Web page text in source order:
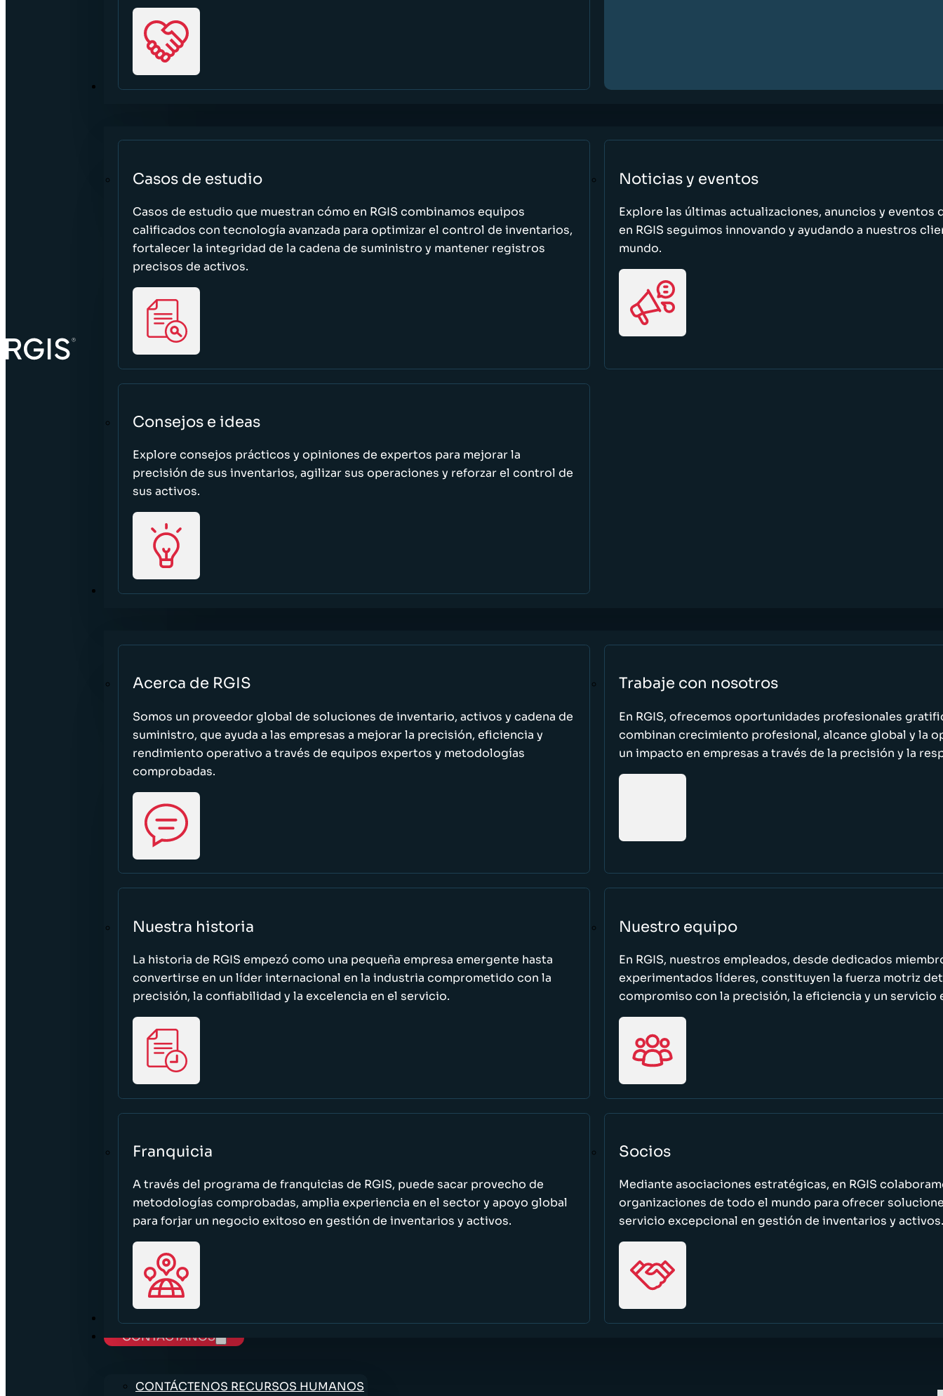
RECURSOS
Casos de estudio
Casos de estudio que muestran cómo en RGIS combinamos equipos
calificados con tecnología avanzada para optimizar el control de inventarios,
fortalecer la integridad de la cadena de suministro y mantener registros
precisos de activos.
Noticias y eventos
Explore las últimas actualizaciones, anuncios y eventos
en RGIS seguimos innovando y ayudando a nuestros
mundo.
Consejos e ideas
Explore consejos prácticos y opiniones de expertos para mejorar la
precisión de sus inventarios, agilizar sus operaciones y reforzar el control de
sus activos.
ACERCA DE
Acerca de RGIS
Somos un proveedor global de soluciones de inventario, activos y cadena de
suministro, que ayuda a las empresas a mejorar la precisión, eficiencia y
rendimiento operativo a través de equipos expertos y metodologías
comprobadas.
Trabaje con nosotros
En RGIS, ofrecemos oportunidades profesionales
combinan crecimiento profesional, alcance global y la
un impacto en empresas a través de la precisión y la
Nuestra historia
La historia de RGIS empezó como una pequeña empresa emergente hasta
convertirse en un líder internacional en la industria comprometido con la
precisión, la confiabilidad y la excelencia en el servicio.
Nuestro equipo
En RGIS, nuestros empleados, desde dedicados
experimentados líderes, constituyen la fuerza motriz
compromiso con la precisión, la eficiencia y un servicio
Franquicia
A través del programa de franquicias de RGIS, puede sacar provecho de
metodologías comprobadas, amplia experiencia en el sector y apoyo global
para forjar un negocio exitoso en gestión de inventarios y activos.
Socios
Mediante asociaciones estratégicas, en RGIS
organizaciones de todo el mundo para ofrecer
servicio excepcional en gestión de inventarios y activos.
TRABAJE CON NOSOTROS
CONTÁCTANOS
CONTÁCTENOS RECURSOS HUMANOS